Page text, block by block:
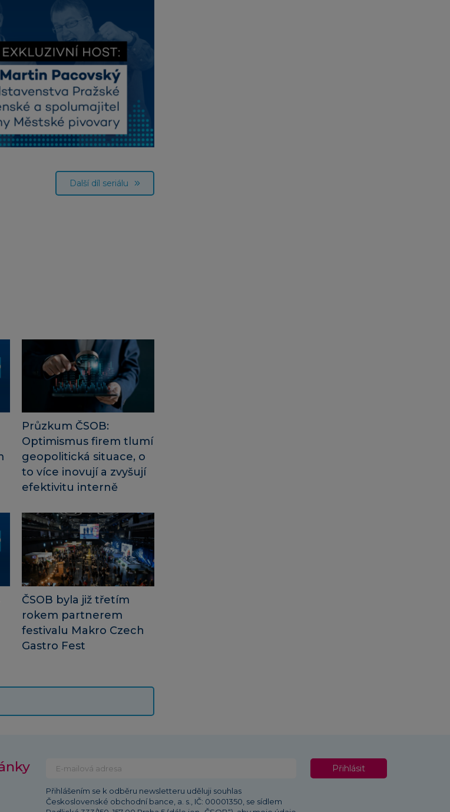
Další díl seriálu
Průzkum ČSOB:
Optimismus firem tlumí
geopolitická situace, o
to více inovují a zvyšují
efektivitu interně
ČSOB byla již třetím
rokem partnerem
festivalu Makro Czech
Gastro Fest
Přihlášením se k odběru newsletteru uděluji souhlas
Československé obchodní bance, a. s., IČ: 00001350, se sídlem
Přihlásit